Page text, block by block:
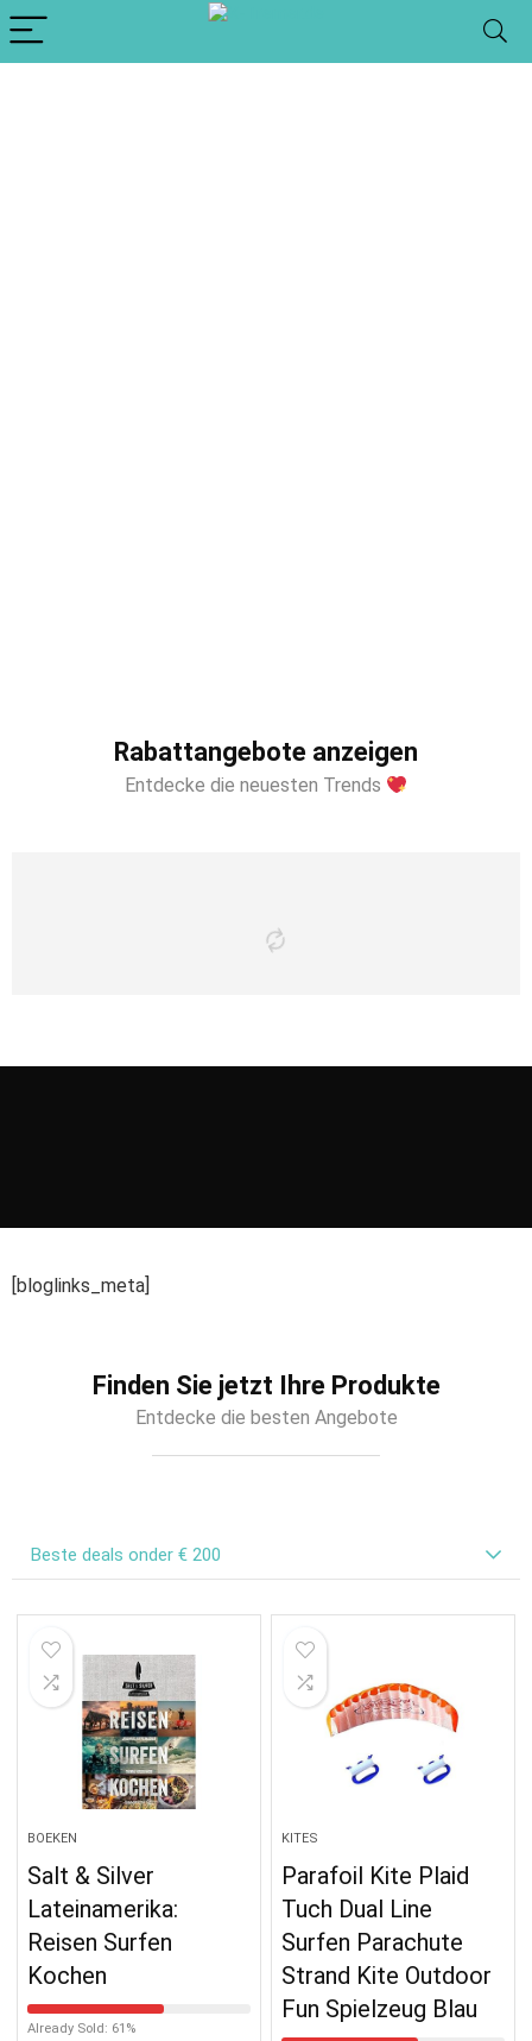
Rabattangebote anzeigen
Entdecke die neuesten Trends
[bloglinks_meta]
Finden Sie jetzt Ihre Produkte
Entdecke die besten Angebote
Beste deals onder € 200
BOEKEN
Salt & Silver
Lateinamerika:
Reisen Surfen
Kochen
Already Sold: 61%
KITES
Parafoil Kite Plaid
Tuch Dual Line
Surfen Parachute
Strand Kite Outdoor
Fun Spielzeug Blau